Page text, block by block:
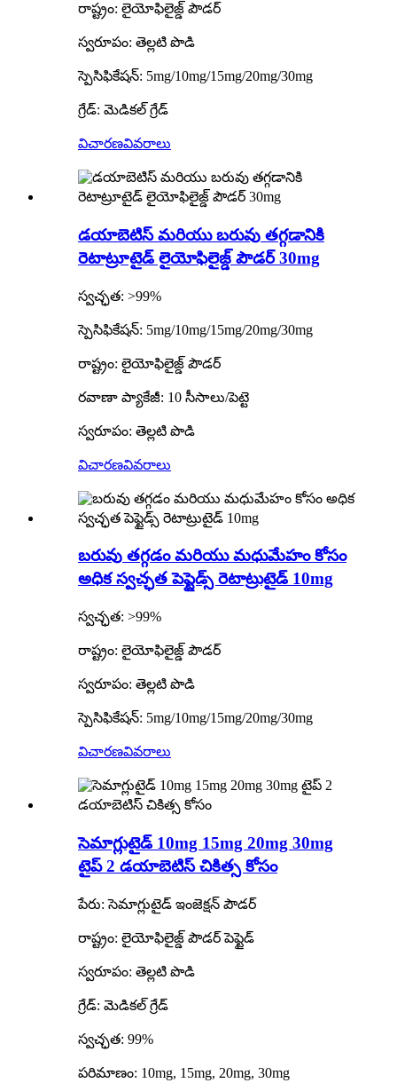
రాష్ట్రం: లైయోఫిలైజ్డ్ పౌడర్
స్వరూపం: తెల్లటి పొడి
స్పెసిఫికేషన్: 5mg/10mg/15mg/20mg/30mg
గ్రేడ్: మెడికల్ గ్రేడ్
విచారణవివరాలు
డయాబెటిస్ మరియు బరువు తగ్గడానికి
రెటాట్రూటైడ్ లైయోఫిలైజ్డ్ పౌడర్ 30mg
స్వచ్ఛత: >99%
స్పెసిఫికేషన్: 5mg/10mg/15mg/20mg/30mg
రాష్ట్రం: లైయోఫిలైజ్డ్ పౌడర్
రవాణా ప్యాకేజీ: 10 సీసాలు/పెట్టె
స్వరూపం: తెల్లటి పొడి
విచారణవివరాలు
బరువు తగ్గడం మరియు మధుమేహం కోసం
అధిక స్వచ్ఛత పెప్టైడ్స్ రెటాట్రుటైడ్ 10mg
స్వచ్ఛత: >99%
రాష్ట్రం: లైయోఫిలైజ్డ్ పౌడర్
స్వరూపం: తెల్లటి పొడి
స్పెసిఫికేషన్: 5mg/10mg/15mg/20mg/30mg
విచారణవివరాలు
సెమాగ్లుటైడ్ 10mg 15mg 20mg 30mg
టైప్ 2 డయాబెటిస్ చికిత్స కోసం
పేరు: సెమాగ్లుటైడ్ ఇంజెక్షన్ పౌడర్
రాష్ట్రం: లైయోఫిలైజ్డ్ పౌడర్ పెప్టైడ్
స్వరూపం: తెల్లటి పొడి
గ్రేడ్: మెడికల్ గ్రేడ్
స్వచ్ఛత: 99%
పరిమాణం: 10mg, 15mg, 20mg, 30mg